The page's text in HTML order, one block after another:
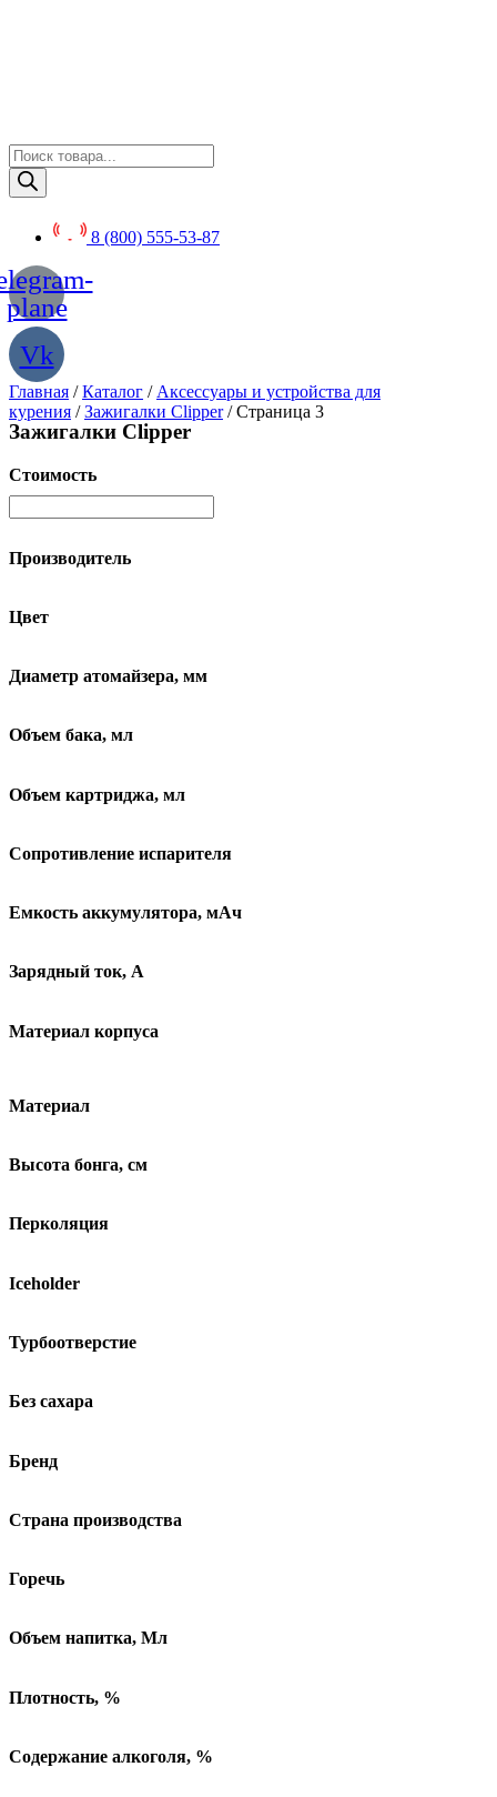
Поиск
товаров
8 (800) 555-53-87
plane
Vk
Главная /Каталог / Аксессуары и устройства для
курения /Зажигалки Clipper/ Страница 3
Зажигалки Clipper
Стоимость
Производитель
Цвет
Диаметр атомайзера, мм
Объем бака, мл
Объем картриджа, мл
Сопротивление испарителя
Емкость аккумулятора, мАч
Зарядный ток, А
Материал корпуса
Материал
Высота бонга, см
Перколяция
Iceholder
Турбоотверстие
Без сахара
Бренд
Страна производства
Горечь
Объем напитка, Мл
Плотность, %
Содержание алкоголя, %